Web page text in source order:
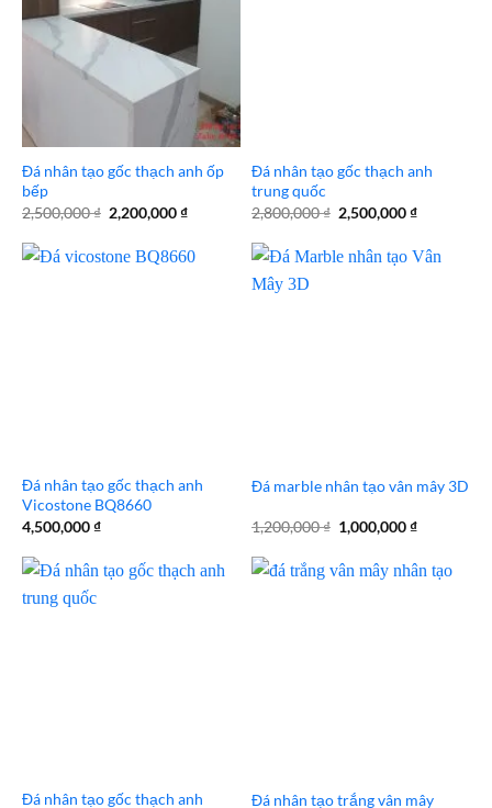
Đá nhân tạo gốc thạch anh ốp
bếp
2,500,000₫ Giá
gốc
2,500,000 ₫.
2,200,000₫Giá
là:
2,200,000 ₫.
Đá nhân tạo gốc thạch anh
trung quốc
2,800,000₫ Giá
gốc
2,800,000 ₫.
2,500,000₫Giá
là:
Đá nhân tạo gốc thạch anh
Vicostone BQ8660
4,500,000₫
Đá marble nhân tạo vân mây 3D
1,200,000₫ Giá
gốc
1,200,000 ₫.
1,000,000₫Giá
là:
Đá nhân tạo gốc thạch anh Đá nhân tạo trắng vân mây